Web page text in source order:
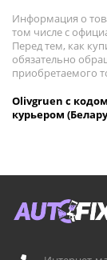
Информация о
том числе с
Перед тем, как
обязательно
приобретаемого
Olivgruen с
курьером